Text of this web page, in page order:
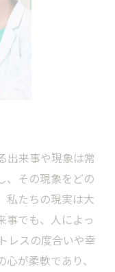
出来事や現象は常
、その現象をどの
私たちの現実は大
事でも、人によっ
レスの度合いや幸
が柔軟であり、